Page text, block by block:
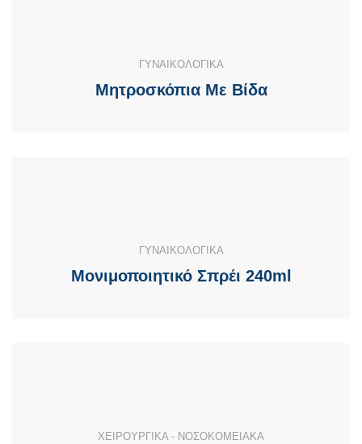
ΓΥΝΑΙΚΟΛΟΓΙΚΑ
Μητροσκόπια Με Βίδα
ΓΥΝΑΙΚΟΛΟΓΙΚΑ
Μονιμοποιητικό Σπρέι 240ml
ΧΕΙΡΟΥΡΓΙΚΑ - ΝΟΣΟΚΟΜΕΙΑΚΑ